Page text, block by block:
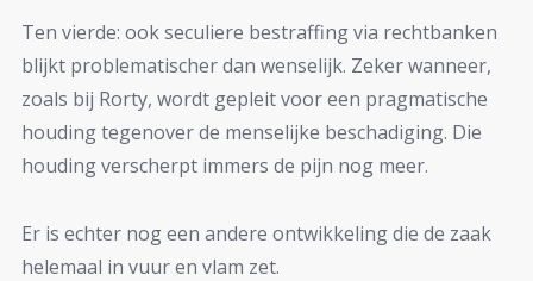
Ten vierde: ook seculiere bestraffing via rechtbanken
blijkt problematischer dan wenselijk. Zeker wanneer,
zoals bij Rorty, wordt gepleit voor een pragmatische
houding tegenover de menselijke beschadiging. Die
houding verscherpt immers de pijn nog meer.
Er is echter nog een andere ontwikkeling die de zaak
helemaal in vuur en vlam zet.